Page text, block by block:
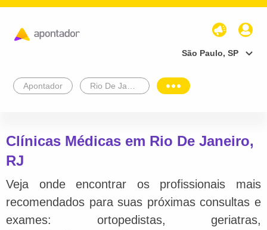
São Paulo, SP
Apontador
Clínicas Médicas em Rio De Janeiro,
RJ
Veja onde encontrar os profissionais mais
recomendados para suas próximas consultas e
exames: ortopedistas, geriatras,